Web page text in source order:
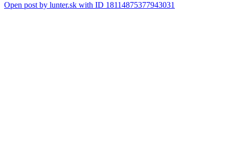
Open post by lunter.sk with ID 18114875377943031